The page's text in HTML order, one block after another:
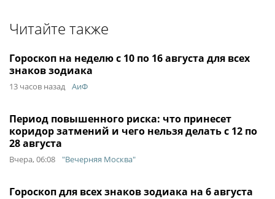
Читайте также
Гороскоп на неделю с 10 по 16 августа для всех
знаков зодиака
13 часов назад АиФ
Период повышенного риска: что принесет
коридор затмений и чего нельзя делать с 12 по
28 августа
Вчера, 06:08 "Вечерняя Москва"
Гороскоп для всех знаков зодиака на 6 августа